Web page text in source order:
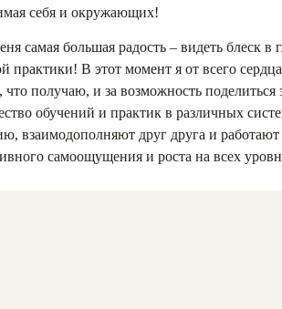
себя и окружающих!
самая большая радость – видеть блеск в
практики! В этот момент я от всего
что получаю, и за возможность
обучений и практик в различных
взаимодополняют друг друга и работают
самоощущения и роста на всех